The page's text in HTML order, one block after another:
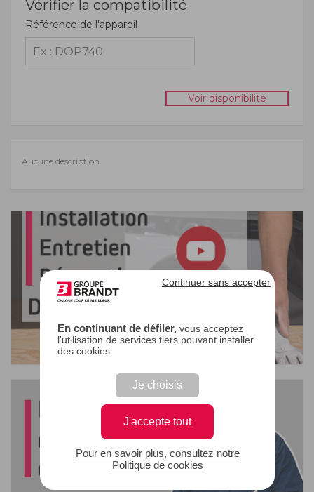
En continuant de défiler,vous acceptez
l'utilisation de services tiers pouvant installer
des cookies
Je choisis
J'accepte tout
Continuer sans accepter
Pour en savoir plus, consultez notre
Politique de cookies
Vérifier la compatibilité
Référence de l'appareil
Voir disponibilité
Aucune description.